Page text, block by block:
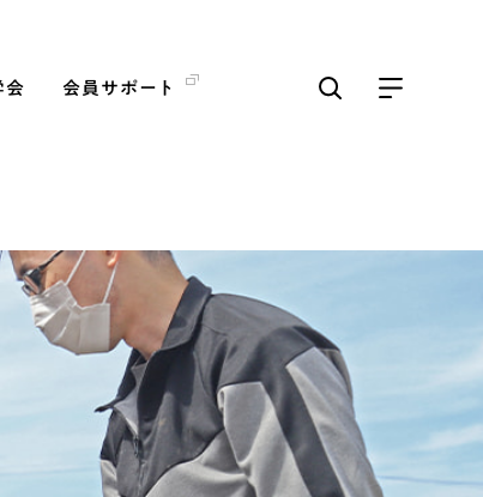
会 会員サポート
すべて見る
【被爆証言】「原爆の子」と
して生きた80年 広島県 早
志百…
2026.08.06
SDGs 平和